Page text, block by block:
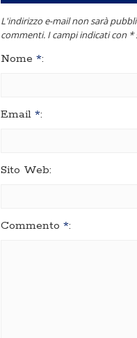
L'indirizzo e-mail non sarà
commenti. I campi indicati con
Nome *:
Email *:
Sito Web:
Commento *: